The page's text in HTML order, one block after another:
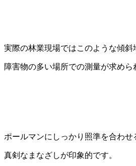
実際の林業現場ではこのような傾斜
障害物の多い場所での測量が求めら
ポールマンにしっかり照準を合わせ
真剣なまなざしが印象的です。